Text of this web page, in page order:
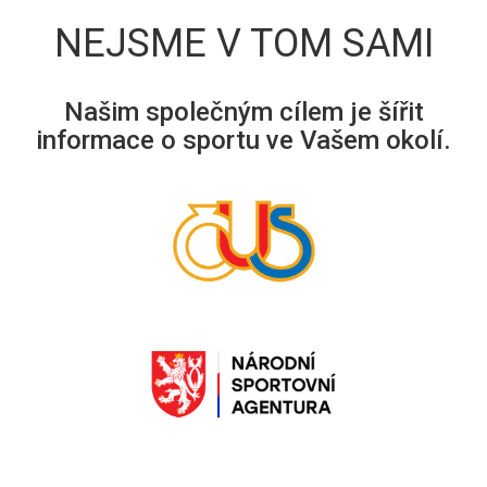
NEJSME V TOM SAMI
Našim společným cílem je šířit
informace o sportu ve Vašem okolí.